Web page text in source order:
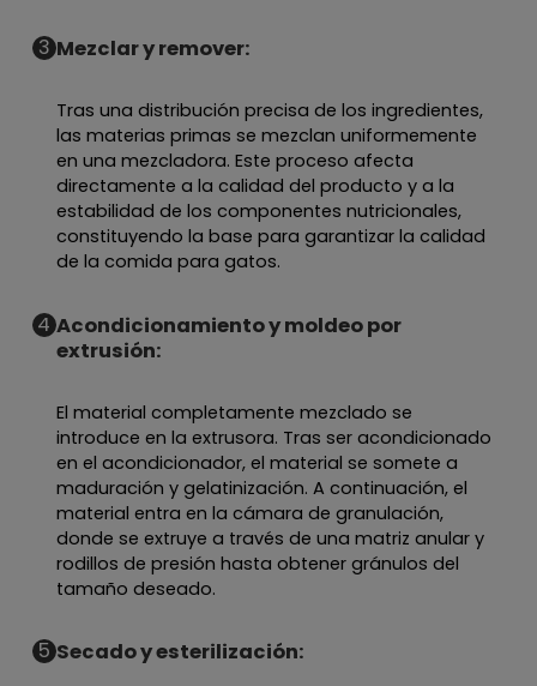
3 Mezclar y remover:
Tras una distribución precisa de los ingredientes,
las materias primas se mezclan uniformemente
en una mezcladora. Este proceso afecta
directamente a la calidad del producto y a la
estabilidad de los componentes nutricionales,
constituyendo la base para garantizar la calidad
de la comida para gatos.
4Acondicionamiento y moldeo por
extrusión:
El material completamente mezclado se
introduce en la extrusora. Tras ser acondicionado
en el acondicionador, el material se somete a
maduración y gelatinización. A continuación, el
material entra en la cámara de granulación,
donde se extruye a través de una matriz anular y
rodillos de presión hasta obtener gránulos del
tamaño deseado.
5 Secado y esterilización: